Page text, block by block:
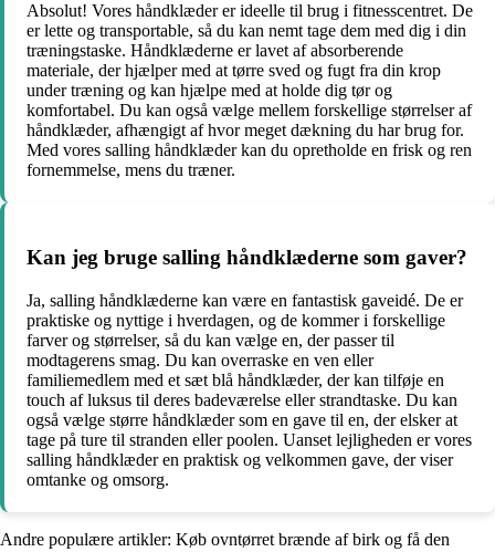
Absolut! Vores håndklæder er ideelle til brug i fitnesscentret. De
er lette og transportable, så du kan nemt tage dem med dig i din
træningstaske. Håndklæderne er lavet af absorberende
materiale, der hjælper med at tørre sved og fugt fra din krop
under træning og kan hjælpe med at holde dig tør og
komfortabel. Du kan også vælge mellem forskellige størrelser af
håndklæder, afhængigt af hvor meget dækning du har brug for.
Med vores salling håndklæder kan du opretholde en frisk og ren
fornemmelse, mens du træner.
Kan jeg bruge salling håndklæderne som gaver?
Ja, salling håndklæderne kan være en fantastisk gaveidé. De er
praktiske og nyttige i hverdagen, og de kommer i forskellige
farver og størrelser, så du kan vælge en, der passer til
modtagerens smag. Du kan overraske en ven eller
familiemedlem med et sæt blå håndklæder, der kan tilføje en
touch af luksus til deres badeværelse eller strandtaske. Du kan
også vælge større håndklæder som en gave til en, der elsker at
tage på ture til stranden eller poolen. Uanset lejligheden er vores
salling håndklæder en praktisk og velkommen gave, der viser
omtanke og omsorg.
Andre populære artikler: Køb ovntørret brænde af birk og få den